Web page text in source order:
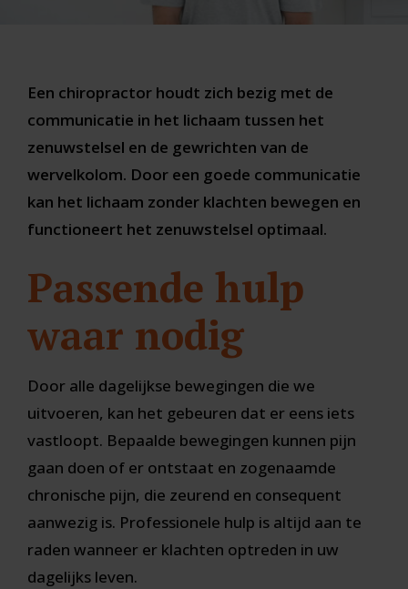
Een chiropractor houdt zich bezig met de
communicatie in het lichaam tussen het
zenuwstelsel en de gewrichten van de
wervelkolom. Door een goede communicatie
kan het lichaam zonder klachten bewegen en
functioneert het zenuwstelsel optimaal.
Passende hulp
waar nodig
Door alle dagelijkse bewegingen die we
uitvoeren, kan het gebeuren dat er eens iets
vastloopt. Bepaalde bewegingen kunnen pijn
gaan doen of er ontstaat en zogenaamde
chronische pijn, die zeurend en consequent
aanwezig is. Professionele hulp is altijd aan te
raden wanneer er klachten optreden in uw
dagelijks leven.